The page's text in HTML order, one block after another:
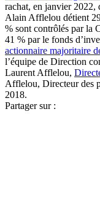
rachat, en janvier 2022,
Alain Afflelou détient
% sont contrôlés par la
41 % par le fonds
actionnaire majoritaire
l’équipe de Direction
Laurent Afflelou,
Afflelou, Directeur des
2018.
Partager sur :